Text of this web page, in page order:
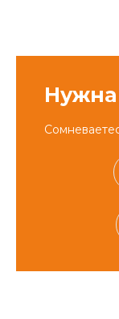
Нужна